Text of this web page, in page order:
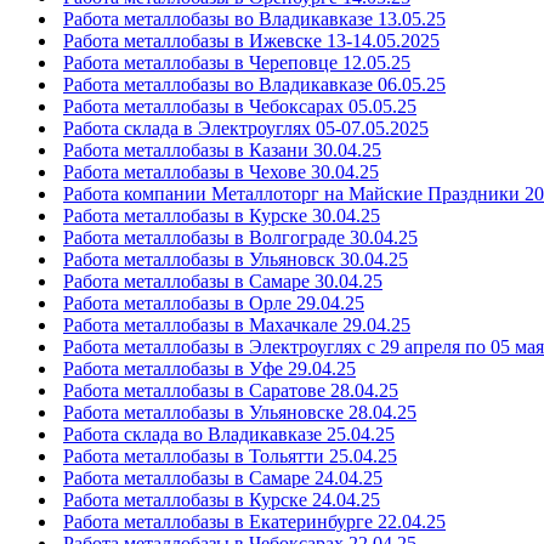
Работа металлобазы во Владикавказе 13.05.25
Работа металлобазы в Ижевске 13-14.05.2025
Работа металлобазы в Череповце 12.05.25
Работа металлобазы во Владикавказе 06.05.25
Работа металлобазы в Чебоксарах 05.05.25
Работа склада в Электроуглях 05-07.05.2025
Работа металлобазы в Казани 30.04.25
Работа металлобазы в Чехове 30.04.25
Работа компании Металлоторг на Майские Праздники
Работа металлобазы в Курске 30.04.25
Работа металлобазы в Волгограде 30.04.25
Работа металлобазы в Ульяновск 30.04.25
Работа металлобазы в Самаре 30.04.25
Работа металлобазы в Орле 29.04.25
Работа металлобазы в Махачкале 29.04.25
Работа металлобазы в Электроуглях с 29 апреля по 05
Работа металлобазы в Уфе 29.04.25
Работа металлобазы в Саратове 28.04.25
Работа металлобазы в Ульяновске 28.04.25
Работа склада во Владикавказе 25.04.25
Работа металлобазы в Тольятти 25.04.25
Работа металлобазы в Самаре 24.04.25
Работа металлобазы в Курске 24.04.25
Работа металлобазы в Екатеринбурге 22.04.25